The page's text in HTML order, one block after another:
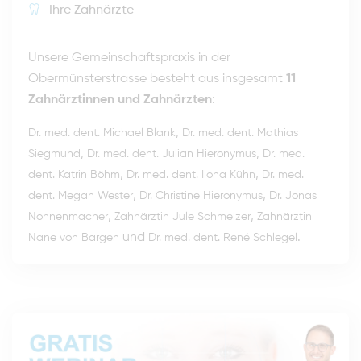
Ihre Zahnärzte
Unsere Gemeinschaftspraxis in der
Obermünsterstrasse besteht aus insgesamt 11
Zahnärztinnen und Zahnärzten:
Dr. med. dent. Michael Blank, Dr. med. dent. Mathias
Siegmund , Dr. med. dent. Julian Hieronymus, Dr. med.
dent. Katrin Böhm, Dr. med. dent. Ilona Kühn, Dr. med.
dent. Megan Wester, Dr. Christine Hieronymus, Dr. Jonas
Nonnenmacher, Zahnärztin Jule Schmelzer, Zahnärztin
Nane von Bargen und Dr. med. dent. René Schlegel .